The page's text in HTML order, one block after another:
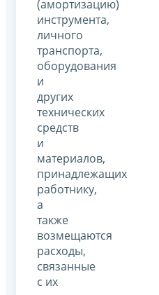
(амортизацию)
инструмента,
личного
транспорта,
оборудования
и
других
технических
средств
и
материалов,
принадлежащих
работнику,
а
также
возмещаются
расходы,
связанные
с их